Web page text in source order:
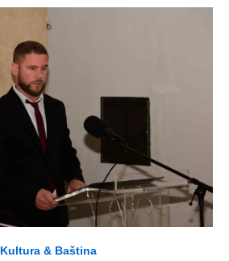
Kultura & Baština